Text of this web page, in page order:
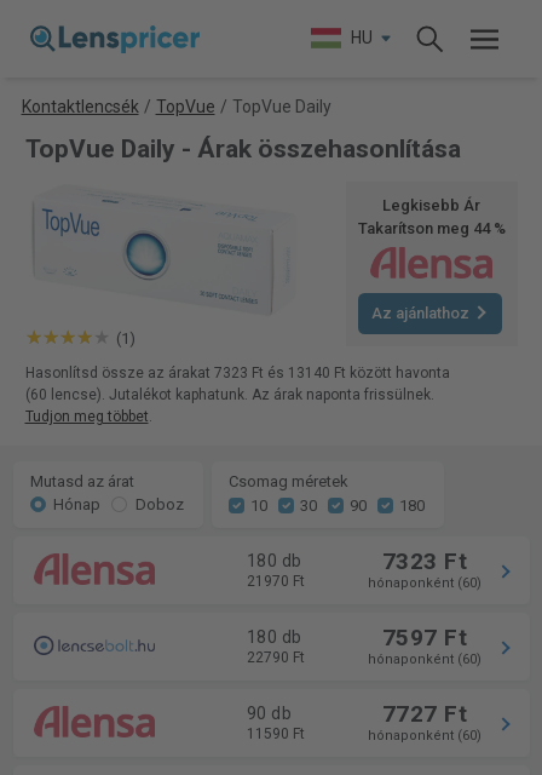
HU
Kontaktlencsék / TopVue / TopVue Daily
TopVue Daily - Árak összehasonlítása
(1)
Legkisebb Ár
Takarítson meg 44 %
Az ajánlathoz
Hasonlítsd össze az árakat 7323 Ft és 13140 Ft között havonta
(60 lencse). Jutalékot kaphatunk. Az árak naponta frissülnek.
Tudjon meg többet.
Mutasd az árat
Hónap
Doboz
Csomag méretek
10
30 90 180
180 db
21970 Ft
7323 Ft
hónaponként (60)
180 db
22790 Ft
7597 Ft
hónaponként (60)
90 db
11590 Ft
7727 Ft
hónaponként (60)